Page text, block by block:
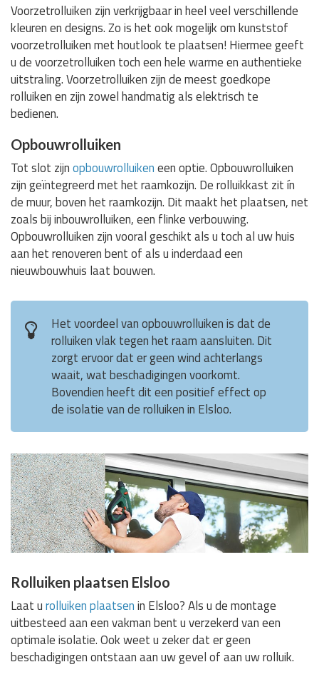
Voorzetrolluiken zijn verkrijgbaar in heel veel verschillende
kleuren en designs. Zo is het ook mogelijk om kunststof
voorzetrolluiken met houtlook te plaatsen! Hiermee geeft
u de voorzetrolluiken toch een hele warme en authentieke
uitstraling. Voorzetrolluiken zijn de meest goedkope
rolluiken en zijn zowel handmatig als elektrisch te
bedienen.
Opbouwrolluiken
Tot slot zijnopbouwrolluikeneen optie. Opbouwrolluiken
zijn geïntegreerd met het raamkozijn. De rolluikkast zit ín
de muur, boven het raamkozijn. Dit maakt het plaatsen, net
zoals bij inbouwrolluiken, een flinke verbouwing.
Opbouwrolluiken zijn vooral geschikt als u toch al uw huis
aan het renoveren bent of als u inderdaad een
nieuwbouwhuis laat bouwen.
Het voordeel van opbouwrolluiken is dat de
rolluiken vlak tegen het raam aansluiten. Dit
zorgt ervoor dat er geen wind achterlangs
waait, wat beschadigingen voorkomt.
Bovendien heeft dit een positief effect op
de isolatie van de rolluiken in Elsloo.
Rolluiken plaatsen Elsloo
Laat urolluiken plaatsenin Elsloo? Als u de montage
uitbesteed aan een vakman bent u verzekerd van een
optimale isolatie. Ook weet u zeker dat er geen
beschadigingen ontstaan aan uw gevel of aan uw rolluik.